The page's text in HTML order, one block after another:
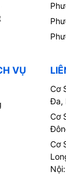
VỤ
Cơ
Đa,
Cơ
Cơ